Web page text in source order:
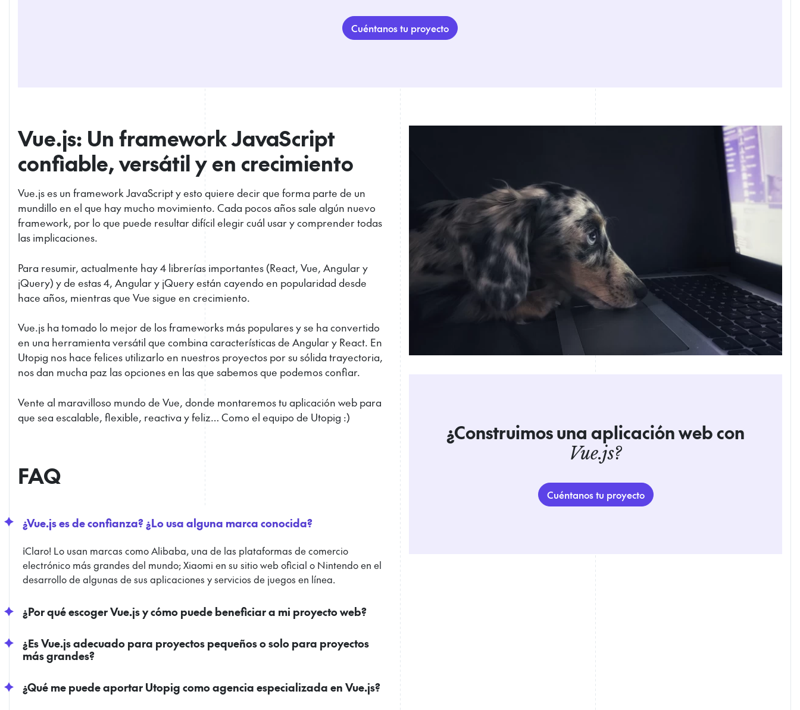
Cuéntanos tu proyecto
Vue.js: Un framework JavaScript
confiable, versátil y en crecimiento
Vue.js es un framework JavaScript y esto quiere decir que forma parte de un
mundillo en el que hay mucho movimiento. Cada pocos años sale algún nuevo
framework, por lo que puede resultar difícil elegir cuál usar y comprender todas
las implicaciones.
Para resumir, actualmente hay 4 librerías importantes (React, Vue, Angular y
jQuery) y de estas 4, Angular y jQuery están cayendo en popularidad desde
hace años, mientras que Vue sigue en crecimiento.
Vue.js ha tomado lo mejor de los frameworks más populares y se ha convertido
en una herramienta versátil que combina características de Angular y React. En
Utopig nos hace felices utilizarlo en nuestros proyectos por su sólida trayectoria,
nos dan mucha paz las opciones en las que sabemos que podemos confiar.
Vente al maravilloso mundo de Vue, donde montaremos tu aplicación web para
que sea escalable, flexible, reactiva y feliz… Como el equipo de Utopig :)
FAQ
¿Vue.js es de confianza? ¿Lo usa alguna marca conocida?
¡Claro! Lo usan marcas como Alibaba, una de las plataformas de comercio
electrónico más grandes del mundo; Xiaomi en su sitio web oficial o Nintendo en el
desarrollo de algunas de sus aplicaciones y servicios de juegos en línea.
¿Por qué escoger Vue.js y cómo puede beneficiar a mi proyecto web?
¿Es Vue.js adecuado para proyectos pequeños o solo para proyectos
más grandes?
¿Qué me puede aportar Utopig como agencia especializada en Vue.js?
¿Construimos una aplicación web con
Vue.js?
Cuéntanos tu proyecto